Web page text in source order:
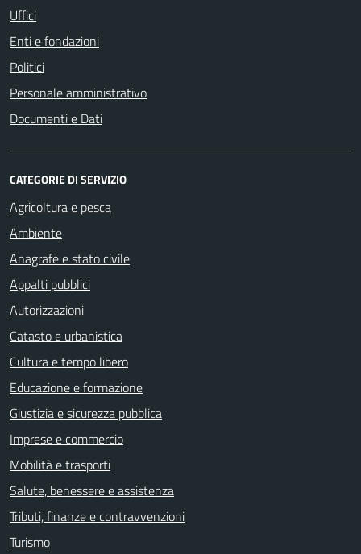
Uffici
Enti e fondazioni
Politici
Personale amministrativo
Documenti e Dati
CATEGORIE DI SERVIZIO
Agricoltura e pesca
Ambiente
Anagrafe e stato civile
Appalti pubblici
Autorizzazioni
Catasto e urbanistica
Cultura e tempo libero
Educazione e formazione
Giustizia e sicurezza pubblica
Imprese e commercio
Mobilità e trasporti
Salute, benessere e assistenza
Tributi, finanze e contravvenzioni
Turismo